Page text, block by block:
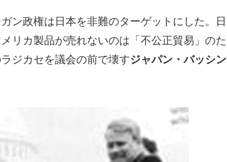
ン政権は日本を非難のターゲットにした。日
リカ製品が売れないのは「不公正貿易」のた
ジカセを議会の前で壊すジャパン・バッシン